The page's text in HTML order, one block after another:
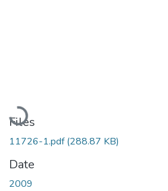
Loading...
Files
11726-1.pdf(288.87 KB)
Date
2009